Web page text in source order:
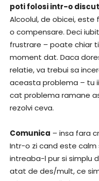
poti folosi intr-o
Alcoolul, de obicei, este
o compensare. Deci
frustrare – poate chiar
moment dat. Daca
relatie, va trebui sa
aceasta problema – tu
cat problema ramane
rezolvi ceva.
Comunica – insa fara
Intr-o zi cand este calm
intreaba-l pur si simplu
atat de des/mult, ce